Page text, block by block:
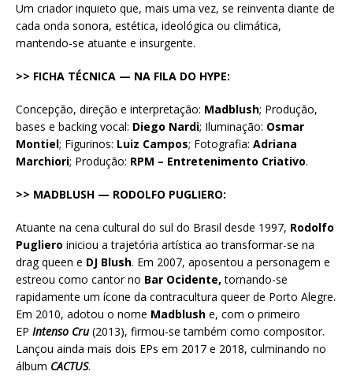
Um criador inquieto que, mais uma vez, se reinventa diante de
cada onda sonora, estética, ideológica ou climática,
mantendo-se atuante e insurgente.
>> FICHA TÉCNICA — NA FILA DO HYPE:
Concepção, direção e interpretação: Madblush; Produção,
bases e backing vocal: Diego Nardi; Iluminação: Osmar
Montiel; Figurinos: Luiz Campos; Fotografia: Adriana
Marchiori; Produção: RPM – Entretenimento Criativo.
>> MADBLUSH — RODOLFO PUGLIERO:
Atuante na cena cultural do sul do Brasil desde 1997, Rodolfo
Pugliero iniciou a trajetória artística ao transformar-se na
drag queen e DJ Blush. Em 2007, aposentou a personagem e
estreou como cantor no Bar Ocidente, tornando-se
rapidamente um ícone da contracultura queer de Porto Alegre.
Em 2010, adotou o nome Madblush e, com o primeiro
EP Intenso Cru(2013), firmou-se também como compositor.
Lançou ainda mais dois EPs em 2017 e 2018, culminando no
álbum CACTUS.